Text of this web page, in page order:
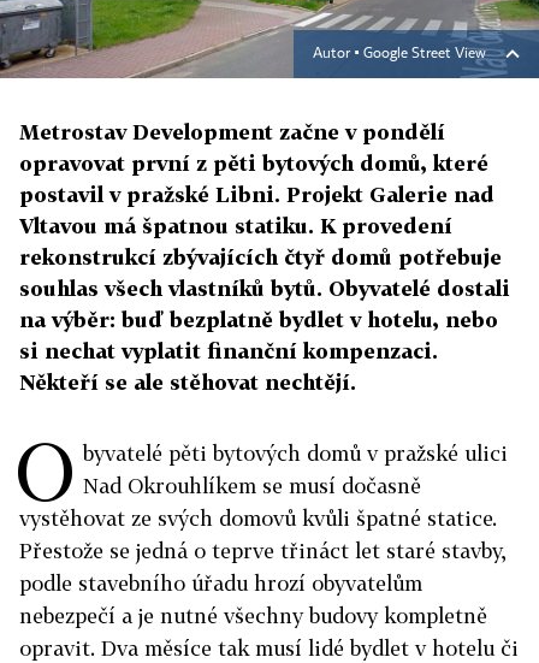
Autor ▪ Google Street View
Metrostav Development začne v pondělí
opravovat první z pěti bytových domů, které
postavil v pražské Libni. Projekt Galerie nad
Vltavou má špatnou statiku. K provedení
rekonstrukcí zbývajících čtyř domů potřebuje
souhlas všech vlastníků bytů. Obyvatelé dostali
na výběr: buď bezplatně bydlet v hotelu, nebo
si nechat vyplatit finanční kompenzaci.
Někteří se ale stěhovat nechtějí.
O byvatelé pěti bytových domů v pražské ulici
Nad Okrouhlíkem se musí dočasně
vystěhovat ze svých domovů kvůli špatné statice.
Přestože se jedná o teprve třináct let staré stavby,
podle stavebního úřadu hrozí obyvatelům
nebezpečí a je nutné všechny budovy kompletně
opravit. Dva měsíce tak musí lidé bydlet v hotelu či